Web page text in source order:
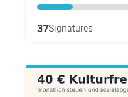
37Signatures